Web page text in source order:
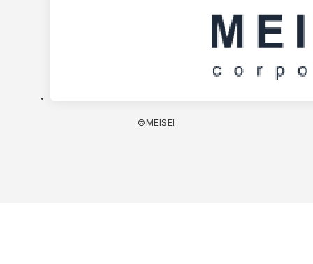
©MEISEI